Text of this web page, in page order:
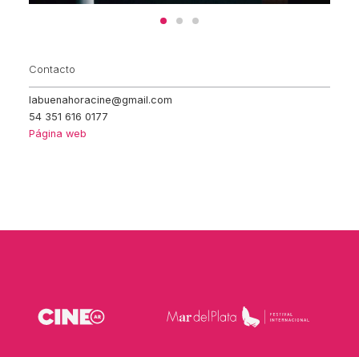
Contacto
labuenahoracine@gmail.com
54 351 616 0177
Página web